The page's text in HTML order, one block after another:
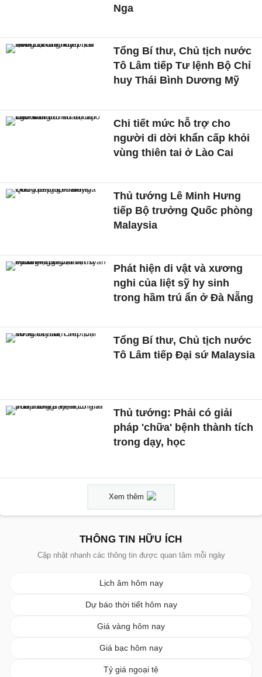
Nga
Tổng Bí thư, Chủ tịch nước
Tô Lâm tiếp Tư lệnh Bộ Chỉ
huy Thái Bình Dương Mỹ
Chi tiết mức hỗ trợ cho
người di dời khẩn cấp khỏi
vùng thiên tai ở Lào Cai
Thủ tướng Lê Minh Hưng
tiếp Bộ trưởng Quốc phòng
Malaysia
Phát hiện di vật và xương
nghi của liệt sỹ hy sinh
trong hầm trú ẩn ở Đà Nẵng
Tổng Bí thư, Chủ tịch nước
Tô Lâm tiếp Đại sứ Malaysia
Thủ tướng: Phải có giải
pháp 'chữa' bệnh thành tích
trong dạy, học
Xem thêm
THÔNG TIN HỮU ÍCH
Cập nhật nhanh các thông tin được quan tâm mỗi ngày
Lịch âm hôm nay
Dự báo thời tiết hôm nay
Giá vàng hôm nay
Giá bạc hôm nay
Tỷ giá ngoại tệ